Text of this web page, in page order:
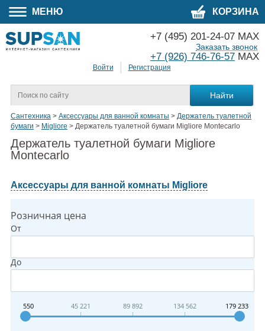
МЕНЮ КОРЗИНА
Войти Регистрация
+7 (495) 201-24-07 MAX
+7 (926) 746-76-57 MAX
Заказать звонок
Сантехника > Аксессуары для ванной комнаты > Держатель туалетной
бумаги > Migliore > Держатель туалетной бумаги Migliore Montecarlo
Держатель туалетной бумаги Migliore
Montecarlo
Аксессуары для ванной комнаты Migliore
Розничная цена
От
До
550 45 221 89 892 134 562 179 233